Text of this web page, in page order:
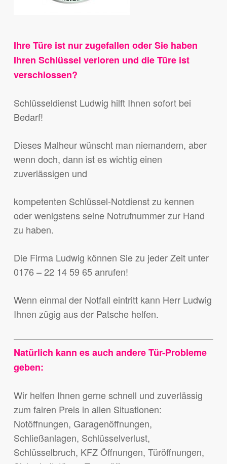
Ihre Türe ist nur zugefallen oder Sie haben
Ihren Schlüssel verloren und die Türe ist
verschlossen?
Schlüsseldienst Ludwig hilft Ihnen sofort bei
Bedarf!
Dieses Malheur wünscht man niemandem, aber
wenn doch, dann ist es wichtig einen
zuverlässigen und
kompetenten Schlüssel-Notdienst zu kennen
oder wenigstens seine Notrufnummer zur Hand
zu haben.
Die Firma Ludwig können Sie zu jeder Zeit unter
0176 – 22 14 59 65 anrufen!
Wenn einmal der Notfall eintritt kann Herr Ludwig
Ihnen zügig aus der Patsche helfen.
Natürlich kann es auch andere Tür-Probleme
geben:
Wir helfen Ihnen gerne schnell und zuverlässig
zum fairen Preis in allen Situationen:
Notöffnungen, Garagenöffnungen,
Schließanlagen, Schlüsselverlust,
Schlüsselbruch, KFZ Öffnungen, Türöffnungen,